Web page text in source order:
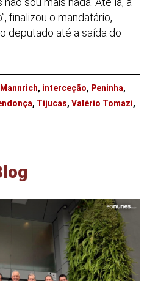
finalizou o mandatário,
deputado até a saída do
, interceção, Peninha,
, Tijucas, Valério Tomazi,